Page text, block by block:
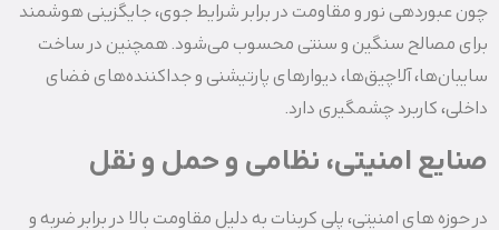
چون عبوردهی نور و مقاومت در برابر شرایط جوی، جایگزینی هوشمند
برای مصالح سنگین و سنتی محسوب می‌شود. همچنین در ساخت
سایبان‌ها، آلاچیق‌ها، دیوارهای پارتیشنی و جداکننده‌های فضای
داخلی، کاربرد چشمگیری دارد.
صنایع امنیتی، نظامی و حمل‌ و نقل
در حوزه‌ های امنیتی، پلی کربنات به دلیل مقاومت بالا در برابر ضربه و